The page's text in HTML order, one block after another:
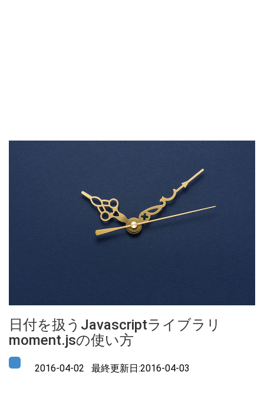
日付を扱うJavascriptライブラリ
moment.jsの使い方
2016-04-02 最終更新日:2016-04-03